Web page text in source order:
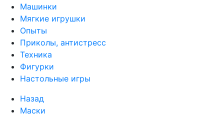
Машинки
Мягкие игрушки
Опыты
Приколы, антистресс
Техника
Фигурки
Настольные игры
Назад
Маски